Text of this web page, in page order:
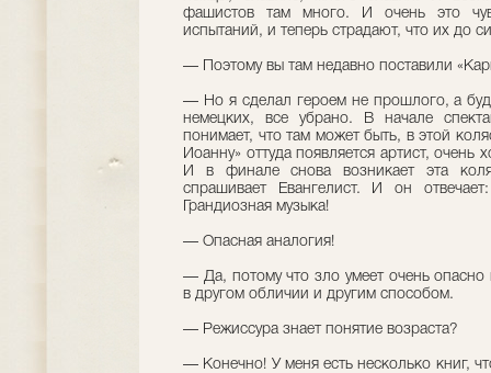
фашистов там много. И очень это
испытаний, и теперь страдают, что их до
— Поэтому вы там недавно поставили
— Но я сделал героем не прошлого, а
немецких, все убрано. В начале
понимает, что там может быть, в этой
Иоанну» оттуда появляется артист,
И в финале снова возникает эта
спрашивает Евангелист. И он
Грандиозная музыка!
— Опасная аналогия!
— Да, потому что зло умеет очень
в другом обличии и другим способом.
— Режиссура знает понятие возраста?
— Конечно! У меня есть несколько книг,